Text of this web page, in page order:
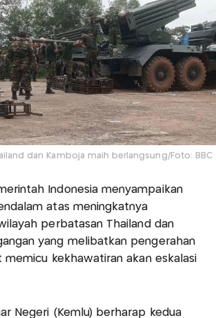
dan Kamboja maih berlangsung/Foto: BBC
Indonesia menyampaikan
atas meningkatnya
perbatasan Thailand dan
yang melibatkan pengerahan
kekhawatiran akan eskalasi
Negeri (Kemlu) berharap kedua